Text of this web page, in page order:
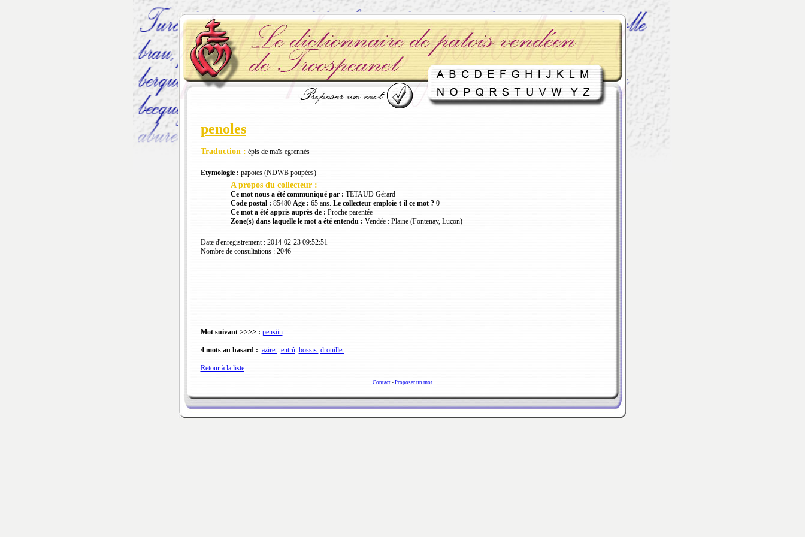
penoles
Traduction : épis de maïs egrennés
Etymologie : papotes (NDWB poupées)
A propos du collecteur :
Ce mot nous a été communiqué par : TETAUD Gérard
Code postal : 85480 Age : 65 ans. Le collecteur emploie-t-il ce mot ?0
Ce mot a été appris auprès de : Proche parentée
Zone(s) dans laquelle le mot a été entendu : Vendée : Plaine (Fontenay, Luçon)
Date d'enregistrement : 2014-02-23 09:52:51
Nombre de consultations : 2046
Mot suivant >>>> : pensiin
4 mots au hasard : azirer entrû bossis drouiller
Retour à la liste
Contact - Proposer un mot